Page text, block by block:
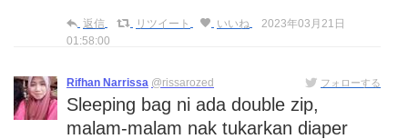
返信 リツイート いいね
2023年03月21日
01:58:00
Rifhan Narrissa @rissarozed フォローする
Sleeping bag ni ada double zip,
malam-malam nak tukarkan diaper